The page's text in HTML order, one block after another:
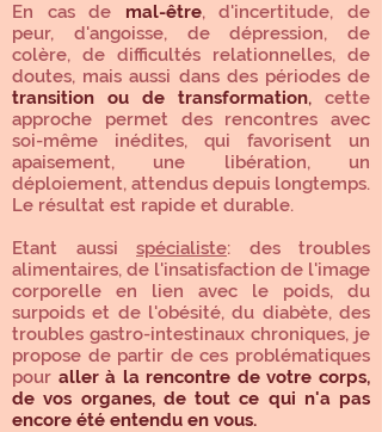
En cas de mal-être, d'incertitude, de
peur, d'angoisse, de dépression, de
colère, de difficultés relationnelles, de
doutes, mais aussi dans des périodes de
transition
ou de transformation, cette
approche permet des rencontres avec
soi-même inédites, qui favorisent un
apaisement, une libération, un
déploiement, attendus depuis longtemps.
Le résultat est rapide et durable.
Etant aussi spécialiste: des troubles
alimentaires, de l'insatisfaction de l'image
corporelle en lien avec le poids, du
surpoids et de l'obésité, du diabète, des
troubles gastro-intestinaux chroniques, je
propose de partir de ces problématiques
pour aller à la rencontre de votre corps,
de vos organes, de tout ce qui n'a pas
encore été entendu en vous.